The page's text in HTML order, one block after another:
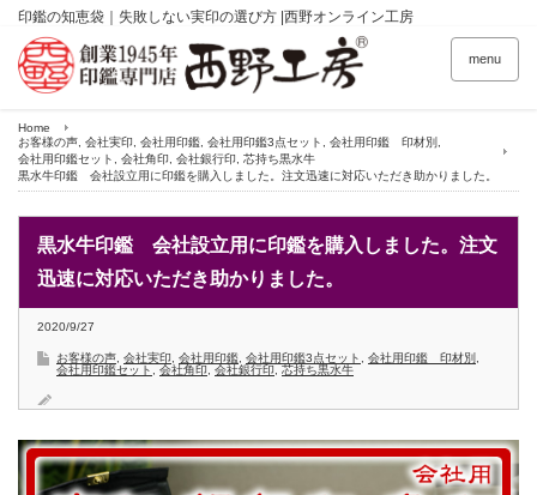
印鑑の知恵袋｜失敗しない実印の選び方 |西野オンライン工房
menu
Home
お客様の声 会社実印 会社用印鑑 会社用印鑑3点セット 会社用印鑑 印材別
会社用印鑑セット
会社角印 会社銀行印
芯持ち黒水牛
黒水牛印鑑 会社設立用に印鑑を購入しました。注文迅速に対応いただき助かりました。
黒水牛印鑑 会社設立用に印鑑を購入しました。注文
迅速に対応いただき助かりました。
2020/9/27
お客様の声 会社実印 会社用印鑑 会社用印鑑3点セット 会社用印鑑 印材別
会社用印鑑セット
会社角印 会社銀行印 芯持ち黒水牛